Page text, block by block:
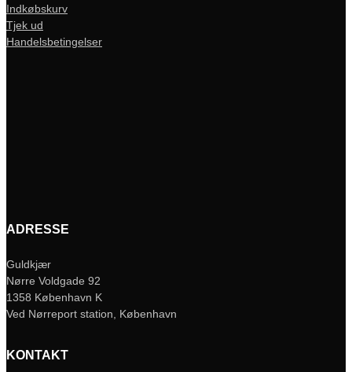
Indkøbskurv
Tjek ud
Handelsbetingelser
ADRESSE
Guldkjær
Nørre Voldgade 92
1358 København K
Ved Nørreport station, København
KONTAKT